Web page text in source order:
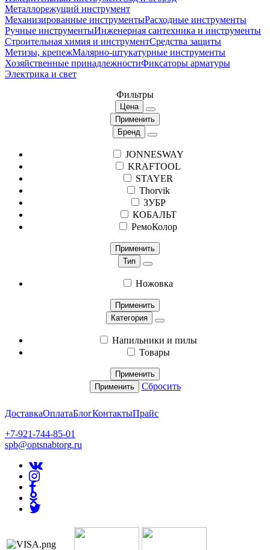
Металлорежущий инструмент
Механизированные инструментыРасходные инструменты
Ручные инструментыИнженерная сантехника и инструменты
Строительная химия и инструментСредства защиты
Метизы, крепежМалярно-штукатурные инструменты
Хозяйственные принадлежностиФиксаторы арматуры
Электрика и свет
Фильтры
Цена
Применить
Бренд
JONNESWAY
KRAFTOOL
STAYER
Thorvik
ЗУБР
КОБАЛЬТ
РемоКолор
Применить
Тип
Ножовка
Применить
Категория
Напильники и пилы
Товары
Применить
Применить
Сбросить
ДоставкаОплатаБлогКонтактыПрайс
+7-921-744-85-01
spb@optsnabtorg.ru